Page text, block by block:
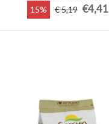
15%
€ 5,19 €4,41